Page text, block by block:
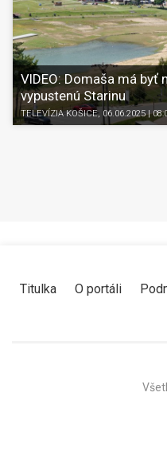
VIDEO: Domaša má byť
vypustenú Starinu
TELEVÍZIA KOŠICE, 06.06.2025 |
Titulka O portáli